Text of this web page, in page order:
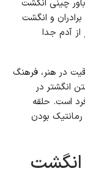
چینی انگشت
و انگشت
آدم جدا
در هنر، فرهنگ
انگشتر در
است. حلقه
بودن
انگشت